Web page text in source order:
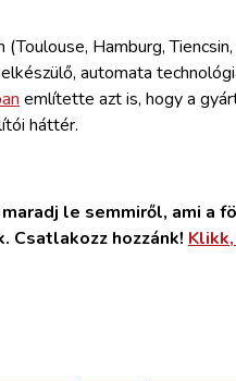
Hamburg,
automata
említette azt is, hogy a
háttér.
le semmiről, ami a
Csatlakozz hozzánk!